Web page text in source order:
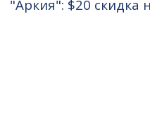
"Аркия": $20 скидка